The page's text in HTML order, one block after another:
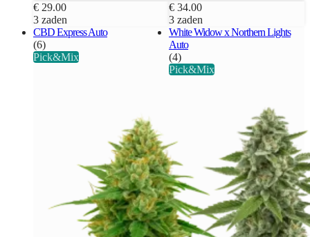
€ 29.00
3 zaden
€ 34.00
3 zaden
CBD Express Auto
(6)
Pick&Mix
White Widow x Northern Lights
Auto
(4)
Pick&Mix